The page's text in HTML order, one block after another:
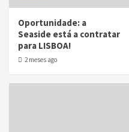
Oportunidade: a
Seaside está a contratar
para LISBOA!
2 meses ago